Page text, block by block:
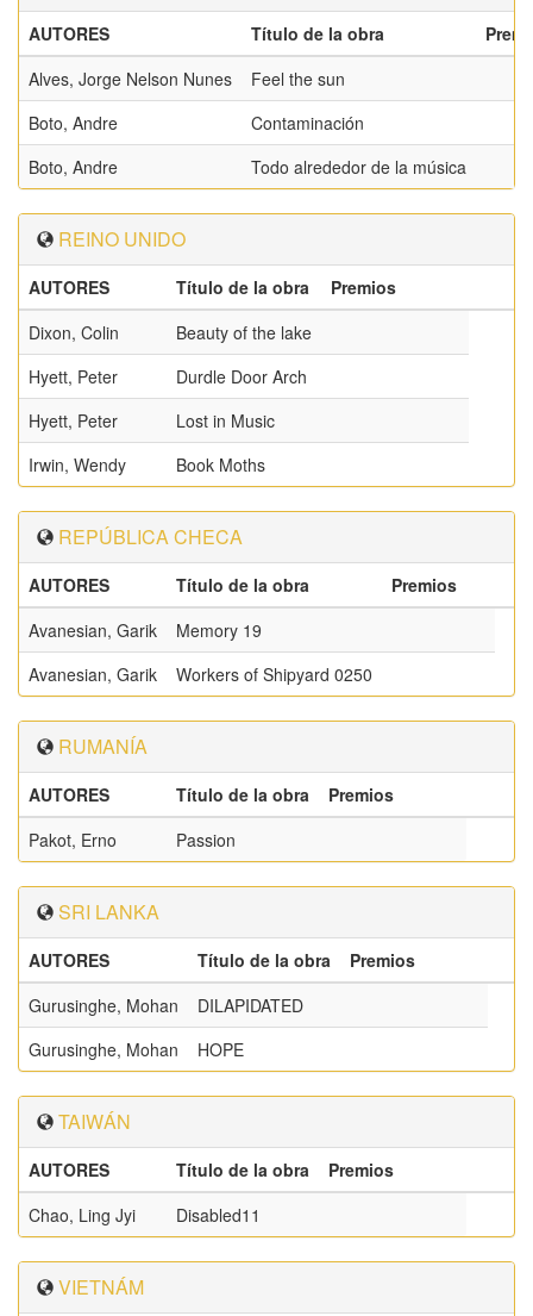
AUTORES Título de la obra
Alves, Jorge Nelson Nunes
Feel the sun
Boto, Andre
Contaminación
Boto, Andre
Todo alrededor de la música
REINO UNIDO
AUTORES Título de la obra
Premios
Dixon, Colin
Beauty of the lake
Hyett, Peter
Durdle Door Arch
Hyett, Peter
Lost in Music
Irwin, Wendy
Book Moths
REPÚBLICA CHECA
AUTORES Título de la obra
Premios
Avanesian, Garik
Memory 19
Avanesian, Garik
Workers of Shipyard 0250
RUMANÍA
AUTORES Título de la obra
Premios
Pakot, Erno
Passion
SRI LANKA
AUTORES Título de la obra
Premios
Gurusinghe, Mohan
DILAPIDATED
Gurusinghe, Mohan
HOPE
TAIWÁN
AUTORES Título de la obra
Premios
Chao, Ling Jyi
Disabled11
VIETNÁM